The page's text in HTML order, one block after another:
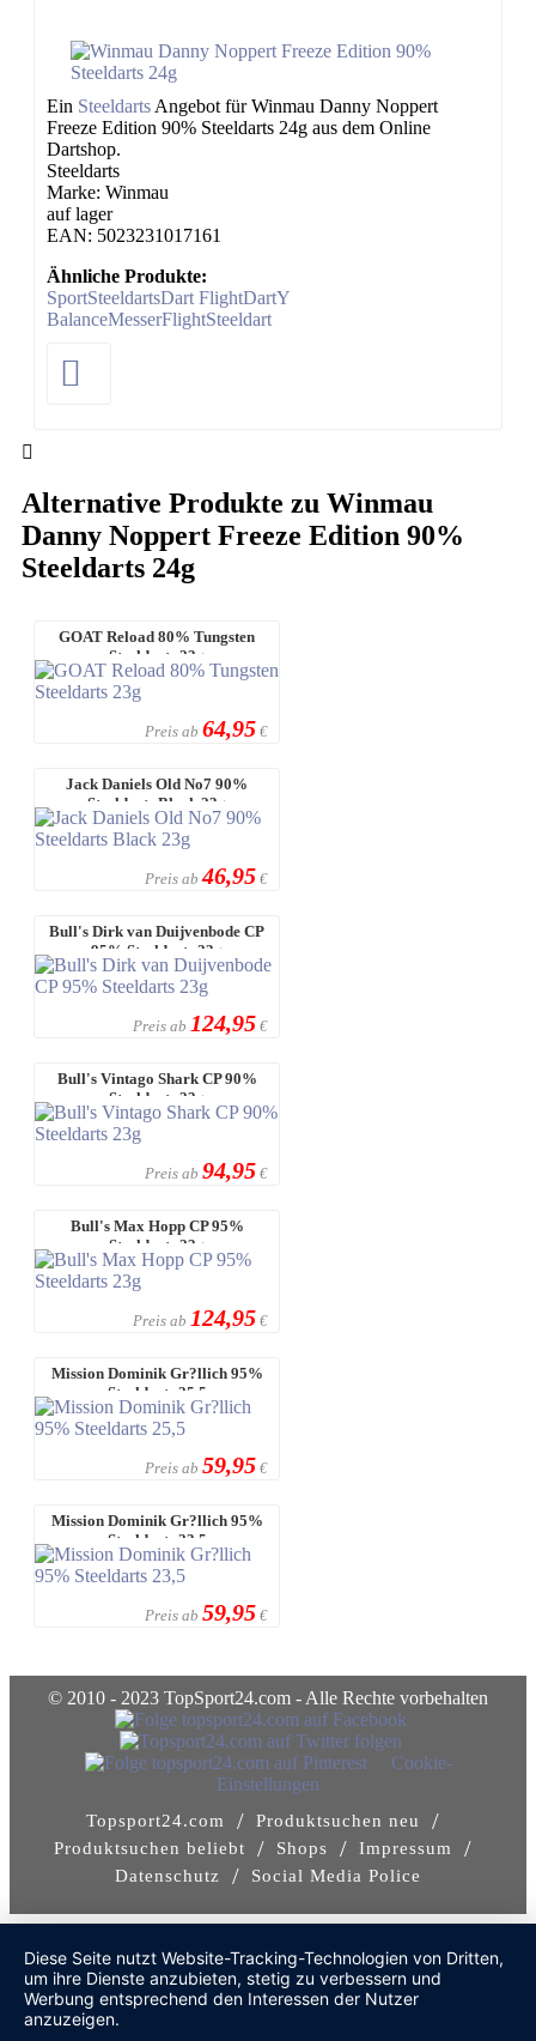
Ein Steeldarts Angebot für Winmau Danny Noppert
Freeze Edition 90% Steeldarts 24g aus dem Online
Dartshop.
Steeldarts
Marke: Winmau
auf lager
EAN: 5023231017161
Ähnliche Produkte:
SportSteeldartsDart FlightDartY
BalanceMesserFlightSteeldart
Alternative Produkte zu Winmau
Danny Noppert Freeze Edition 90%
Steeldarts 24g
GOAT Reload 80% Tungsten
Steeldarts 23g
Preis ab 64,95 €
Jack Daniels Old No7 90%
Steeldarts Black 23g
Preis ab 46,95 €
Bull's Dirk van Duijvenbode CP
95% Steeldarts 23g
Preis ab 124,95 €
Bull's Vintago Shark CP 90%
Steeldarts 23g
Preis ab 94,95 €
Bull's Max Hopp CP 95%
Steeldarts 23g
Preis ab 124,95 €
Mission Dominik Gr?llich 95%
Steeldarts 25,5
Preis ab 59,95 €
Mission Dominik Gr?llich 95%
Steeldarts 23,5
Preis ab 59,95 €
© 2010 - 2023 TopSport24.com - Alle Rechte vorbehalten
Cookie-
Einstellungen
Topsport24.com / Produktsuchen neu /
Produktsuchen beliebt / Shops / Impressum /
Datenschutz / Social Media Police
Diese Seite nutzt Website-Tracking-Technologien von Dritten,
um ihre Dienste anzubieten, stetig zu verbessern und
Werbung entsprechend den Interessen der Nutzer
anzuzeigen.